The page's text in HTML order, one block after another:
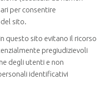
per consentire
sito.
questo sito evitano il ricorso
pregiudizievoli
degli utenti e non
identificativi